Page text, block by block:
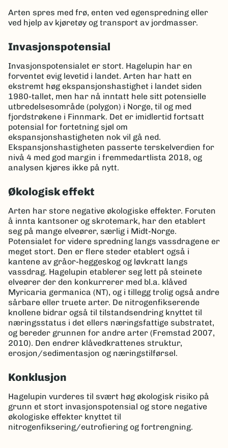
Arten spres med frø, enten ved egenspredning eller
ved hjelp av kjøretøy og transport av jordmasser.
Invasjonspotensial
Invasjonspotensialet er stort. Hagelupin har en
forventet evig levetid i landet. Arten har hatt en
ekstremt høg ekspansjonshastighet i landet siden
1980-tallet, men har nå inntatt hele sitt potensielle
utbredelsesområde (polygon) i Norge, til og med
fjordstrøkene i Finnmark. Det er imidlertid fortsatt
potensial for fortetning sjøl om
ekspansjonshastigheten nok vil gå ned.
Ekspansjonshastigheten passerte terskelverdien for
nivå 4 med god margin i fremmedartlista 2018, og
analysen kjøres ikke på nytt.
Økologisk effekt
Arten har store negative økologiske effekter. Foruten
å innta kantsoner og skrotemark, har den etablert
seg på mange elveører, særlig i Midt-Norge.
Potensialet for videre spredning langs vassdragene er
meget stort. Den er flere steder etablert også i
kantene av gråor-heggeskog og løvkratt langs
vassdrag. Hagelupin etablerer seg lett på steinete
elveører der den konkurrerer med bl.a. klåved
Myricaria germanica (NT), og i tillegg trolig også andre
sårbare eller truete arter. De nitrogenfikserende
knollene bidrar også til tilstandsendring knyttet til
næringsstatus i det ellers næringsfattige substratet,
og bereder grunnen for andre arter (Fremstad 2007,
2010). Den endrer klåvedkrattenes struktur,
erosjon/sedimentasjon og næringstilførsel.
Konklusjon
Hagelupin vurderes til svært høg økologisk risiko på
grunn et stort invasjonspotensial og store negative
økologiske effekter knyttet til
nitrogenfiksering/eutrofiering og fortrengning.